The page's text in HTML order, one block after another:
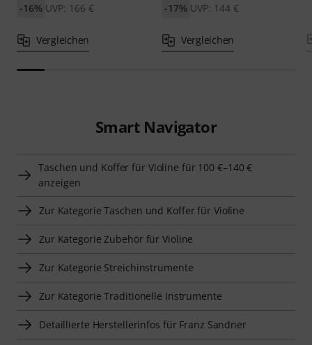
UVP: 166 €
-16%
Vergleichen
UVP: 144 €
-17%
Vergleichen
Smart Navigator
Taschen und Koffer für Violine für 100 €–140 €
anzeigen
Zur Kategorie Taschen und Koffer für Violine
Zur Kategorie Zubehör für Violine
Zur Kategorie Streichinstrumente
Zur Kategorie Traditionelle Instrumente
Detaillierte Herstellerinfos für Franz Sandner